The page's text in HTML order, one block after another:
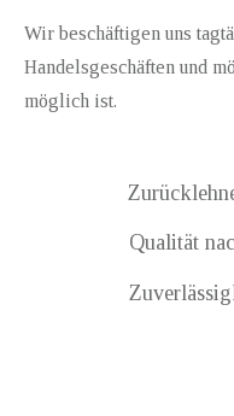
Wir beschäftigen uns
Handelsgeschäften und
möglich ist.
Qualität